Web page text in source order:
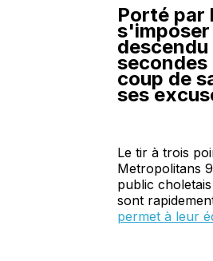
Porté par
secondes
coup de
ses
Le tir à trois
Metropolitans
public
sont
permet à leur